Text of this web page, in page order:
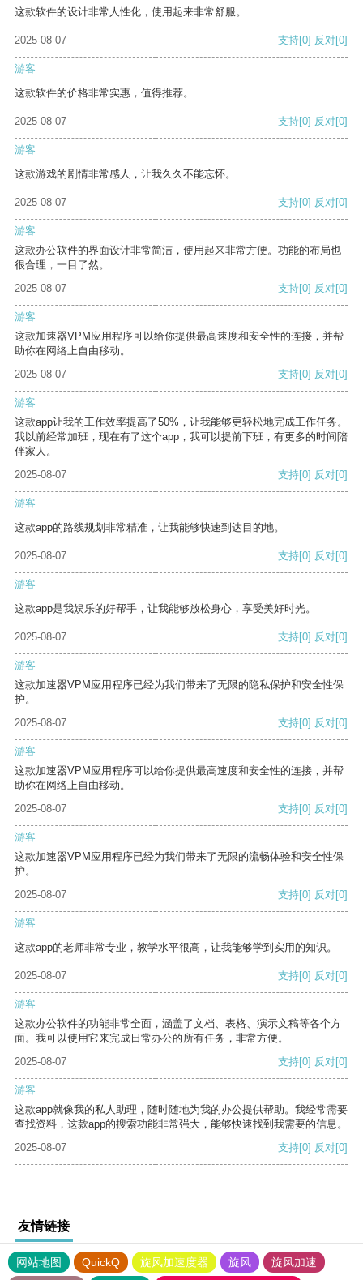
这款软件的设计非常人性化，使用起来非常舒服。
2025-08-07 支持[0] 反对[0]
游客
这款软件的价格非常实惠，值得推荐。
2025-08-07 支持[0] 反对[0]
游客
这款游戏的剧情非常感人，让我久久不能忘怀。
2025-08-07 支持[0] 反对[0]
游客
这款办公软件的界面设计非常简洁，使用起来非常方便。功能的布局也
很合理，一目了然。
2025-08-07
支持[0] 反对[0]
游客
这款加速器VPM应用程序可以给你提供最高速度和安全性的连接，并帮
助你在网络上自由移动。
2025-08-07
支持[0] 反对[0]
游客
这款app让我的工作效率提高了50%，让我能够更轻松地完成工作任务。
我以前经常加班，现在有了这个app，我可以提前下班，有更多的时间陪
伴家人。
2025-08-07
支持[0] 反对[0]
游客
这款app的路线规划非常精准，让我能够快速到达目的地。
2025-08-07 支持[0] 反对[0]
游客
这款app是我娱乐的好帮手，让我能够放松身心，享受美好时光。
2025-08-07 支持[0] 反对[0]
游客
这款加速器VPM应用程序已经为我们带来了无限的隐私保护和安全性保
护。
2025-08-07
支持[0] 反对[0]
游客
这款加速器VPM应用程序可以给你提供最高速度和安全性的连接，并帮
助你在网络上自由移动。
2025-08-07
支持[0] 反对[0]
游客
这款加速器VPM应用程序已经为我们带来了无限的流畅体验和安全性保
护。
2025-08-07
支持[0] 反对[0]
游客
这款app的老师非常专业，教学水平很高，让我能够学到实用的知识。
2025-08-07 支持[0] 反对[0]
游客
这款办公软件的功能非常全面，涵盖了文档、表格、演示文稿等各个方
面。我可以使用它来完成日常办公的所有任务，非常方便。
2025-08-07
支持[0] 反对[0]
游客
这款app就像我的私人助理，随时随地为我的办公提供帮助。我经常需要
查找资料，这款app的搜索功能非常强大，能够快速找到我需要的信息。
2025-08-07
支持[0] 反对[0]
友情链接
网站地图 QuickQ 旋风加速度器 旋风 旋风加速